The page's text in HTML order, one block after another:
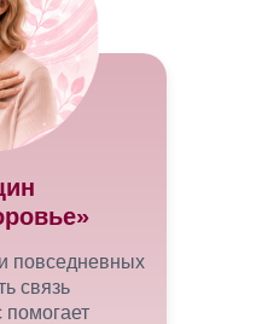
повседневных
связь
помогает